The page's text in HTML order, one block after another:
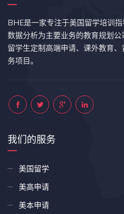
BHE是一家专注于美国留学培训
数据分析为主要业务的教育规划
留学生定制高端申请、课外教育
务项目。
我们的服务
美国留学
美高申请
美本申请